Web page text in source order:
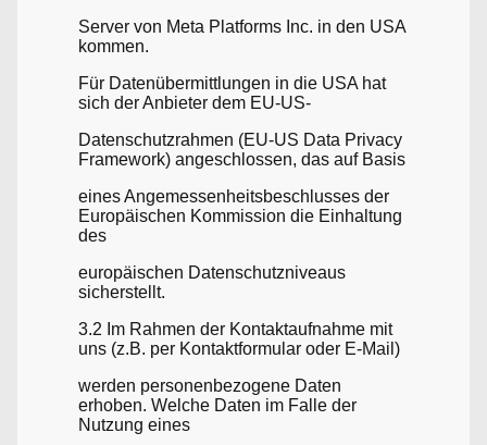
Server von Meta Platforms Inc. in den USA
kommen.
Für Datenübermittlungen in die USA hat
sich der Anbieter dem EU-US-
Datenschutzrahmen (EU-US Data Privacy
Framework) angeschlossen, das auf Basis
eines Angemessenheitsbeschlusses der
Europäischen Kommission die Einhaltung
des
europäischen Datenschutzniveaus
sicherstellt.
3.2 Im Rahmen der Kontaktaufnahme mit
uns (z.B. per Kontaktformular oder E-Mail)
werden personenbezogene Daten
erhoben. Welche Daten im Falle der
Nutzung eines